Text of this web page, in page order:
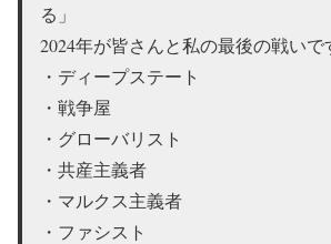
る」
2024年が皆さんと私の最後の戦いで
・ディープステート
・戦争屋
・グローバリスト
・共産主義者
・マルクス主義者
・ファシスト